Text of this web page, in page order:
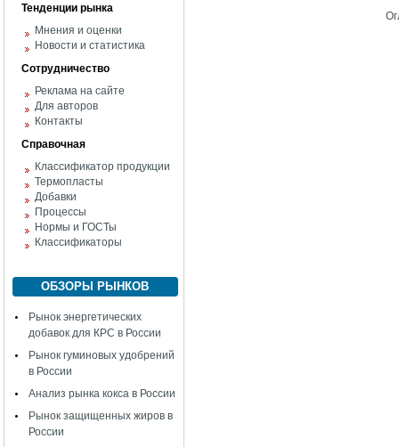
Тенденции рынка
Мнения и оценки
Новости и статистика
Сотрудничество
Реклама на сайте
Для авторов
Контакты
Справочная
Классификатор продукции
Термопласты
Добавки
Процессы
Нормы и ГОСТы
Классификаторы
ОБЗОРЫ РЫНКОВ
Рынок энергетических
добавок для КРС в России
Рынок гуминовых удобрений
в России
Анализ рынка кокса в России
Рынок защищенных жиров в
России